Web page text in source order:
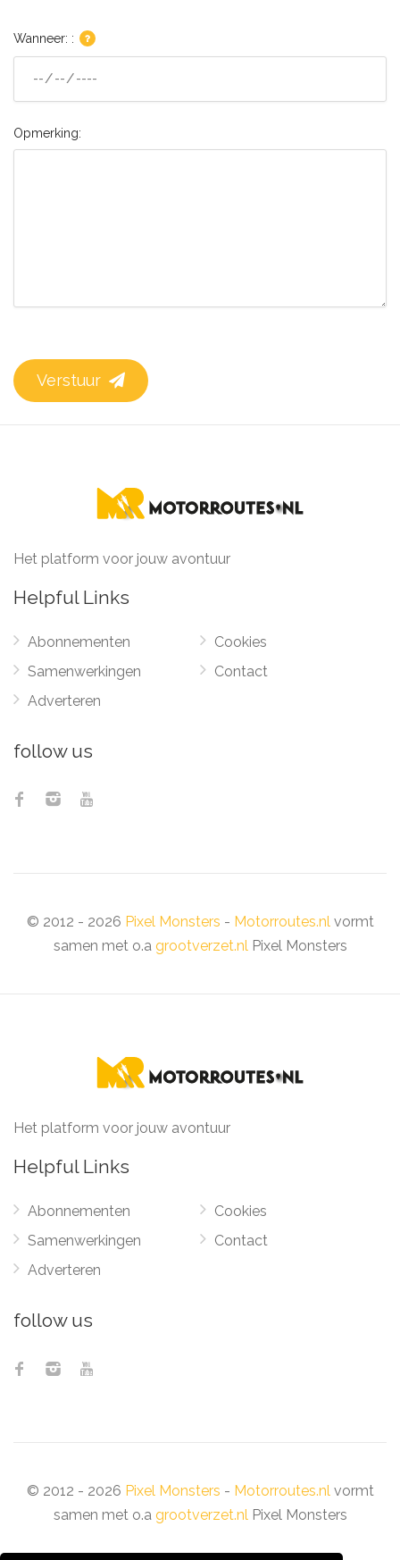
Wanneer: :
Opmerking:
Verstuur
Het platform voor jouw avontuur
Helpful Links
Abonnementen
Samenwerkingen
Adverteren
Cookies
Contact
follow us
© 2012 - 2026 Pixel Monsters - Motorroutes.nlvormt
samen met o.a grootverzet.nlPixel Monsters
Het platform voor jouw avontuur
Helpful Links
Abonnementen
Samenwerkingen
Adverteren
Cookies
Contact
follow us
© 2012 - 2026 Pixel Monsters - Motorroutes.nlvormt
samen met o.a grootverzet.nlPixel Monsters